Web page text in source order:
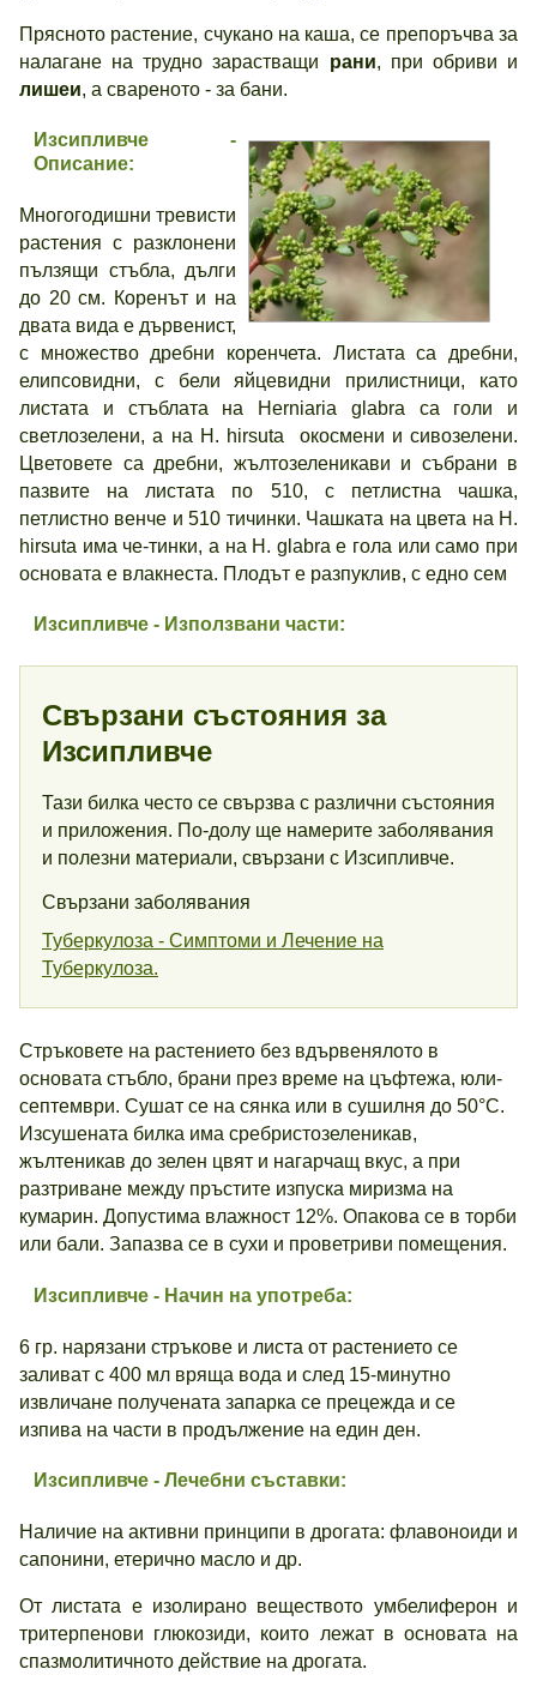
Прясното растение, счукано на каша, се препоръчва за
налагане на трудно зарастващи рани, при обриви и
лишеи, а свареното - за бани.
Изсипливче -
Описание:
Многогодишни тревисти
растения с разклонени
пълзящи стъбла, дълги
до 20 см. Коренът и на
двата вида е дървенист,
с множество дребни коренчета. Листата са дребни,
елипсо­видни, с бели яйцевидни прилистници, като
листата и стъблата на Herniaria glabra са голи и
светлозелени, а на Н. hirsuta окос­мени и сивозелени.
Цветовете са дребни, жълтозеленикави и съ­брани в
пазвите на листата по 510, с петлистна чашка,
петлистно венче и 510 тичинки. Чашката на цвета на Н.
hirsuta има че-тинки, а на Н. glabra е гола или само при
основата е влакнеста. Плодът е разпуклив, с едно сем
Изсипливче - Използвани части:
Свързани състояния за
Изсипливче
Тази билка често се свързва с различни състояния
и приложения. По-долу ще намерите заболявания
и полезни материали, свързани с Изсипливче.
Свързани заболявания
Туберкулоза - Симптоми и Лечение на
Туберкулоза.
Стръковете на растението без вдървенялото в
основата стъбло, брани през време на цъфтежа, юли-
септември. Сушат се на сянка или в сушилня до 50°С.
Изсу­шената билка има сребристозеленикав,
жълтеникав до зелен цвят и нагарчащ вкус, а при
разтриване между пръстите изпуска ми­ризма на
кумарин. Допустима влажност 12%. Опакова се в торби
или бали. Запазва се в сухи и проветриви помещения.
Изсипливче - Начин на употреба:
6 гр. нарязани стръкове и листа от растението се
заливат с 400 мл вряща вода и след 15-минутно
извличане получената запарка се прецежда и се
изпива на части в продължение на един ден.
Изсипливче - Лечебни съставки:
Наличие на активни принципи в дрогата: флавоноиди и
сапонини, етерично масло и др.
От листата е изолирано веществото умбелиферон и
тритерпенови глюкозиди, които лежат в основата на
спазмолитичното действие на дрогата.